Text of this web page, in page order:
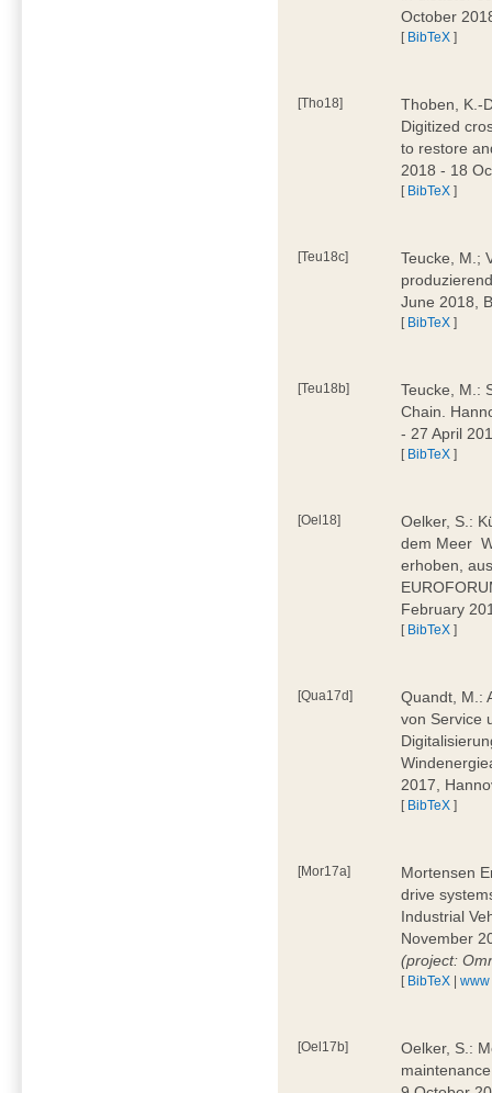
October
[ BibTeX ]
[Tho18]
Thoben, K.-
Digitized
to restore
2018 - 18
[ BibTeX ]
[Teu18c]
Teucke, M.;
June 2018,
[ BibTeX ]
[Teu18b]
Teucke, M.:
Chain.
- 27 April
[ BibTeX ]
[Oel18]
Oelker, S.:
dem Meer 
erhoben,
February
[ BibTeX ]
[Qua17d]
Quandt, M.:
von Service
2017,
[ BibTeX ]
[Mor17a]
Mortensen
drive
Industrial
November
(project:
[ BibTeX |www
[Oel17b]
Oelker, S.: